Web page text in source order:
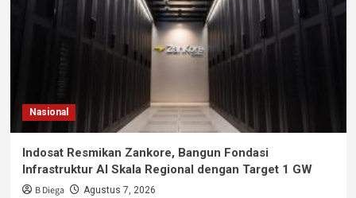
Nasional
Indosat Resmikan Zankore, Bangun Fondasi
Infrastruktur AI Skala Regional dengan Target 1 GW
B Diega Agustus 7, 2026